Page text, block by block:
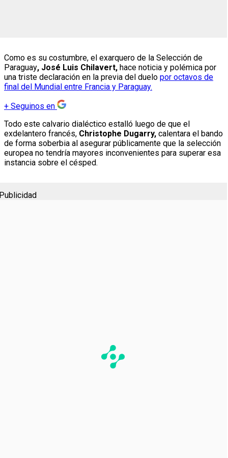
Como es su costumbre, el exarquero de la Selección de
Paraguay, José Luis Chilavert, hace noticia y polémica por
una triste declaración en la previa del duelo por octavos de
final del Mundial entre Francia y Paraguay.
+ Seguinos en
Todo este calvario dialéctico estalló luego de que el
exdelantero francés, Christophe Dugarry, calentara el bando
de forma soberbia al asegurar públicamente que la selección
europea no tendría mayores inconvenientes para superar esa
instancia sobre el césped.